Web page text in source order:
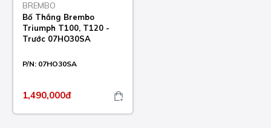
BREMBO
Bố Thắng Brembo
Triumph T100, T120 -
Trước 07HO30SA
P/N: 07HO30SA
1,490,000đ